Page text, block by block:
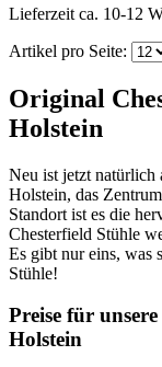
Lieferzeit ca. 10-12
Artikel pro Seite:
Original
Holstein
Neu ist jetzt natürlich
Holstein, das
Standort ist es die
Chesterfield Stühle
Es gibt nur eins, was
Stühle!
Preise für
Holstein